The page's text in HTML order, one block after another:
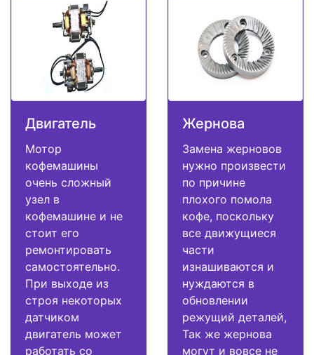
Двигатель
Мотор
кофемашины
очень сложный
узел в
кофемашине и не
стоит его
ремонтировать
самостоятельно.
При выходе из
строя некоторых
датчиком
двигатель может
работать со
Жернова
Замена жерновов
нужно произвести
по причине
плохого помола
кофе, поскольку
все движущиеся
части
изнашиваются и
нуждаются в
обновлении
режущий деталей,
Так же жернова
могут и вовсе не